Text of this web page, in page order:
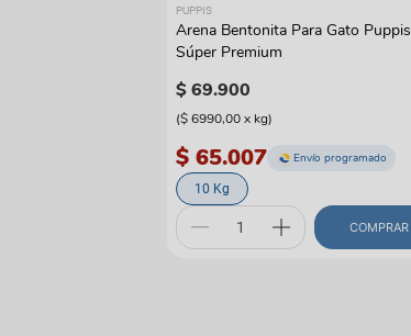
PUPPIS
Arena Bentonita Para Gato Puppis
Súper Premium
$69.900
($ 6990,00x kg)
$ 65.007 Envío programado
10 Kg
COMPRAR